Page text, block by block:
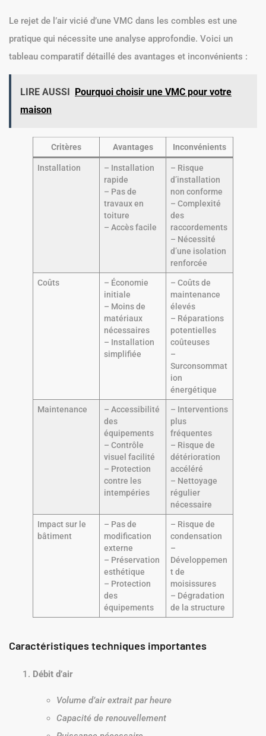
Le rejet de l’air vicié d’une VMC dans les combles est une
pratique qui nécessite une analyse approfondie. Voici un
tableau comparatif détaillé des avantages et inconvénients :
LIRE AUSSI Pourquoi choisir une VMC pour votre
maison
Critères Avantages Inconvénients
Installation
– Installation
rapide
– Pas de
travaux en
toiture
– Accès facile
– Risque
d’installation
non conforme
– Complexité
des
raccordements
– Nécessité
d’une isolation
renforcée
Coûts
– Économie
initiale
– Moins de
matériaux
nécessaires
– Installation
simplifiée
– Coûts de
maintenance
élevés
– Réparations
potentielles
coûteuses
–
Surconsommat
ion
énergétique
Maintenance
– Accessibilité
des
équipements
– Contrôle
visuel facilité
– Protection
contre les
intempéries
– Interventions
plus
fréquentes
– Risque de
détérioration
accéléré
– Nettoyage
régulier
nécessaire
Impact sur le
bâtiment
– Pas de
modification
externe
– Préservation
esthétique
– Protection
des
équipements
– Risque de
condensation
–
Développemen
t de
moisissures
– Dégradation
de la structure
Caractéristiques techniques importantes
Débit d’air
Volume d’air extrait par heure
Capacité de renouvellement